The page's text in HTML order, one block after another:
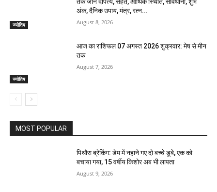
ज्योतिष
अंक, दैनिक उपाय, मंत्र, रत्न...
August 8, 2026
ज्योतिष
आज का राशिफल 07 अगस्त 2026 शुक्रवार: मेष से मीन
तक
August 7, 2026
MOST POPULAR
पिथौरा ब्रेकिंग: डेम में नहाने गए दो बच्चे डूबे, एक को
बचाया गया, 15 वर्षीय किशोर अब भी लापता
August 9, 2026